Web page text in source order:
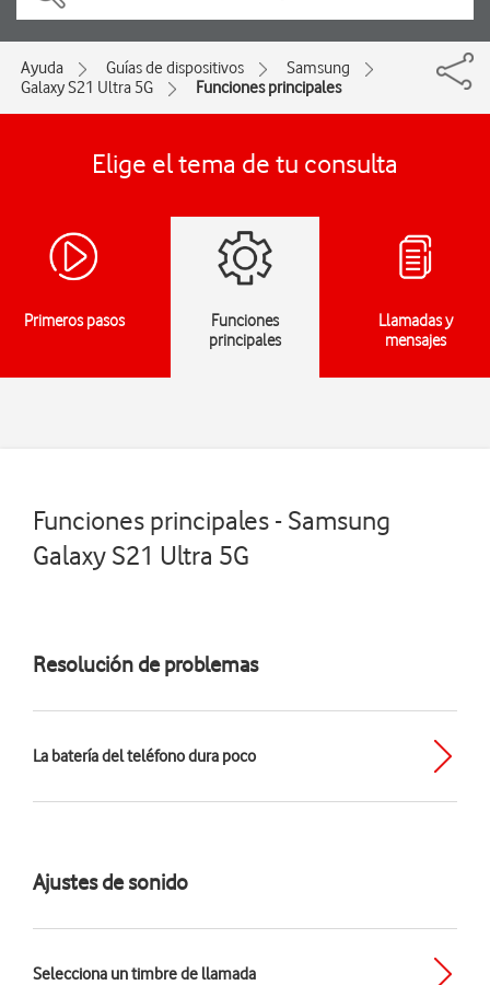
Ayuda Guías de dispositivos
Samsung
Galaxy S21 Ultra 5G
Funciones principales
Elige el tema de tu consulta
Primeros pasos
Funciones
principales
Llamadas y
mensajes
Funciones principales - Samsung
Galaxy S21 Ultra 5G
Resolución de problemas
La batería del teléfono dura poco
Ajustes de sonido
Selecciona un timbre de llamada